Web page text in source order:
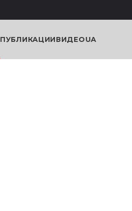
ПУБЛИКАЦИИВИДЕОUA